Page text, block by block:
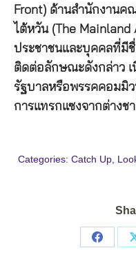
Front) ด้านสำนักงานค
ไต้หวัน (The
ประชาชนและบุคคลที่มีชื่
ติดต่อลักษณะดังกล่าว เ
รัฐบาลหรือพรรคคอมมิ
การแทรกแซงจากต่างช
Categories: Catch Up
Share